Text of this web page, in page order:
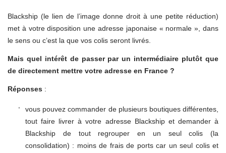
Blackship (le lien de l’image donne droit à une petite réduction)
met à votre disposition une adresse japonaise « normale », dans
le sens ou c’est la que vos colis seront livrés.
Mais quel intérêt de passer par un intermédiaire plutôt que
de directement mettre votre adresse en France ?
Réponses :
vous pouvez commander de plusieurs boutiques différentes,
tout faire livrer à votre adresse Blackship et demander à
Blackship de tout regrouper en un seul colis (la
consolidation) : moins de frais de ports car un seul colis et